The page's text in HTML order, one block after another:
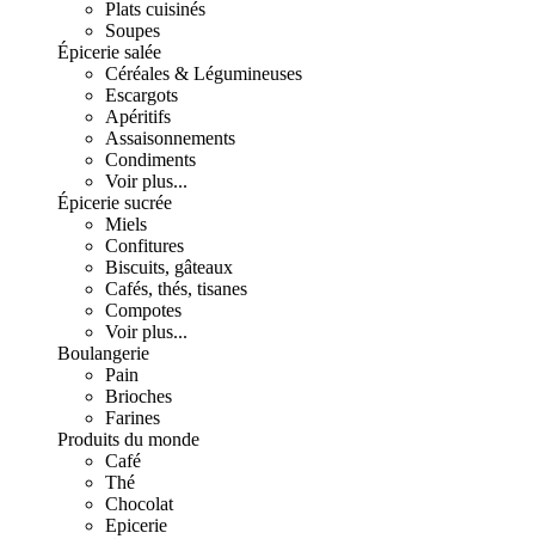
Plats cuisinés
Soupes
Épicerie salée
Céréales & Légumineuses
Escargots
Apéritifs
Assaisonnements
Condiments
Voir plus...
Épicerie sucrée
Miels
Confitures
Biscuits, gâteaux
Cafés, thés, tisanes
Compotes
Voir plus...
Boulangerie
Pain
Brioches
Farines
Produits du monde
Café
Thé
Chocolat
Epicerie